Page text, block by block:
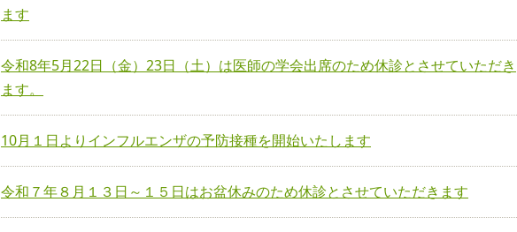
ます
令和8年5月22日（金）23日（土）は医師の学会出席のため休診とさせていただき
ます。
10月１日よりインフルエンザの予防接種を開始いたします
令和７年８月１３日～１５日はお盆休みのため休診とさせていただきます